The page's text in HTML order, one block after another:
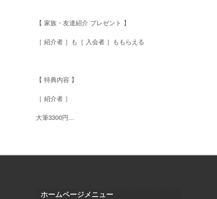
【 家族・友達紹介 プレゼント 】
［ 紹介者 ］も［ 入会者 ］ももらえる
【 特典内容 】
［ 紹介者 ］
大筆3300円...
ホームページメニュー